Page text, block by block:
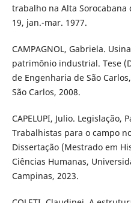
trabalho na Alta Sorocabana
19, jan.-mar. 1977.
CAMPAGNOL, Gabriela.
patrimônio industrial. Tese
de Engenharia de São
São Carlos, 2008.
CAPELUPI, Julio. Legislação,
Trabalhistas para o campo
Dissertação (Mestrado em
Ciências Humanas,
Campinas, 2023.